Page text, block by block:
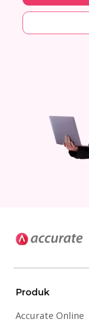
Produk
Accurate Online